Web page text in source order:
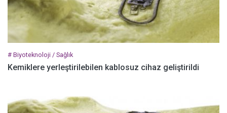
# Biyoteknoloji / Sağlık
Kemiklere yerleştirilebilen kablosuz cihaz geliştirildi